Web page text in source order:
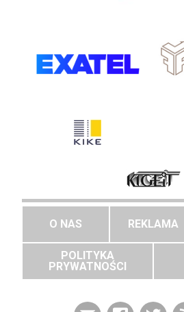
O NAS REKLAMA
POLITYKA
PRYWATNOŚCI